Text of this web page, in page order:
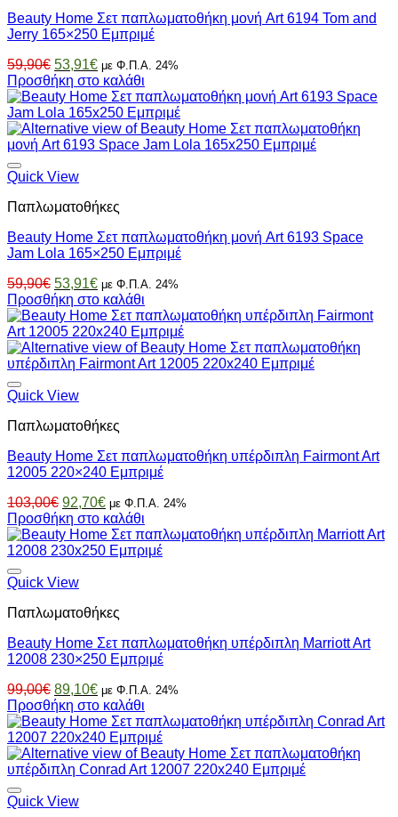
Beauty Home Σετ παπλωματοθήκη μονή Art 6194 Tom and
Jerry 165×250 Εμπριμέ
59,90€ Original
price
was:
59,90€.
53,91€Η
τρέχουσα
τιμή
είναι:
53,91€.
με Φ.Π.Α. 24%
Προσθήκη στο καλάθι
Quick View
Παπλωματοθήκες
Beauty Home Σετ παπλωματοθήκη μονή Art 6193 Space
Jam Lola 165×250 Εμπριμέ
59,90€ Original
price
was:
59,90€.
53,91€Η
τρέχουσα
τιμή
είναι:
53,91€.
με Φ.Π.Α. 24%
Προσθήκη στο καλάθι
Quick View
Παπλωματοθήκες
Beauty Home Σετ παπλωματοθήκη υπέρδιπλη Fairmont Art
12005 220×240 Εμπριμέ
103,00€ Original
price
was:
103,00€.
92,70€Η
τρέχουσα
τιμή
είναι:
με Φ.Π.Α. 24%
Προσθήκη στο καλάθι
Quick View
Παπλωματοθήκες
Beauty Home Σετ παπλωματοθήκη υπέρδιπλη Marriott Art
12008 230×250 Εμπριμέ
99,00€ Original
price
was:
99,00€.
89,10€Η
τρέχουσα
τιμή
είναι:
89,10€.
με Φ.Π.Α. 24%
Προσθήκη στο καλάθι
Quick View